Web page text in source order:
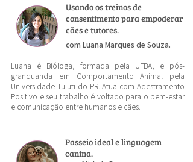
Usando os treinos de
consentimento para empoderar
cães e tutores.
com Luana Marques de Souza.
Luana é Bióloga, formada pela UFBA, e pós-
granduanda em Comportamento Animal pela
Universidade Tuiuti do PR. Atua com Adestramento
Positivo e seu trabalho é voltado para o bem-estar
e comunicação entre humanos e cães.
Passeio ideal e linguagem
canina.